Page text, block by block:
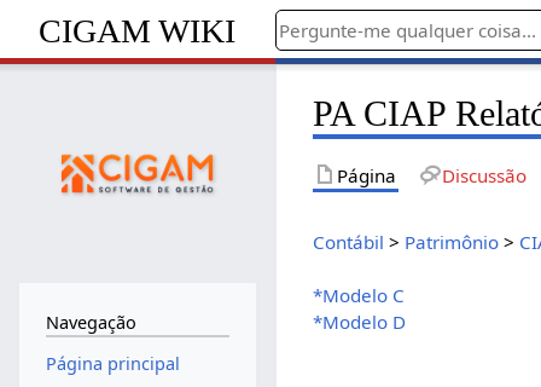
CIGAM WIKI
PA CIAP
Página Discussão
Contábil > Patrimônio >
*Modelo C
*Modelo D
Navegação
Página principal